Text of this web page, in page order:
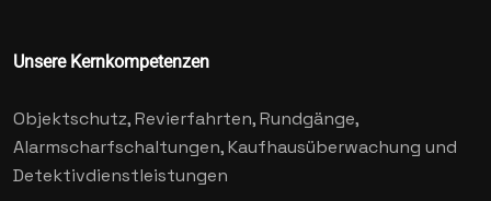
Unsere Kernkompetenzen
Objektschutz, Revierfahrten, Rundgänge,
Alarmscharfschaltungen, Kaufhausüberwachung und
Detektivdienstleistungen